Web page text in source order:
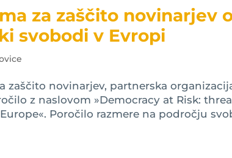
za zaščito novinarjev
svobodi v Evropi
zaščito novinarjev, partnerska
z naslovom »Democracy at Risk:
Poročilo razmere na področju